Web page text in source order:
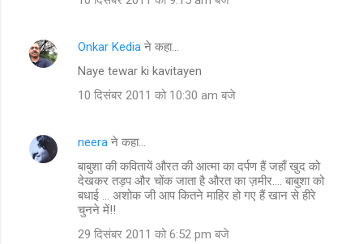
Onkar Kedia ने कहा…
Naye tewar ki kavitayen
10 दिसंबर 2011 को 10:30 am बजे
neera ने कहा…
बाबुशा की कवितायें औरत की आत्मा का दर्पण हैं जहाँ खुद को
देखकर तड़प और चोंक जाता है औरत का ज़मीर.... बाबुशा को
बधाई ... अशोक जी आप कितने माहिर हो गए हैं खान से हीरे
चुनने में!!
29 दिसंबर 2011 को 6:52 pm बजे